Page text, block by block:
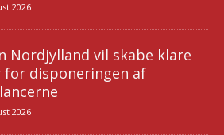
2026
Nordjylland vil skabe klare
for disponeringen af
2026